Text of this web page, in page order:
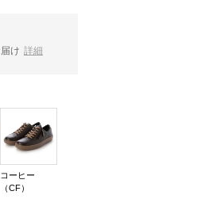
け 詳細
コーヒー
（CF）